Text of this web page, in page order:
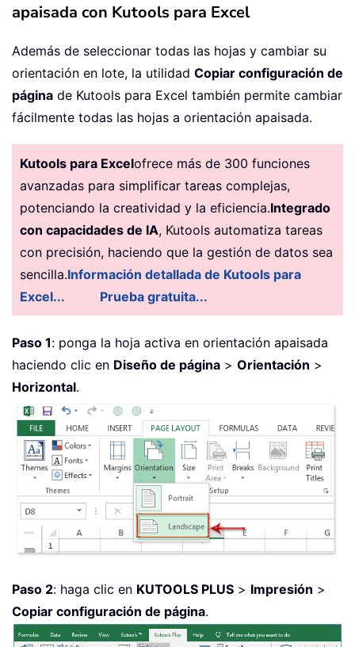
apaisada con Kutools para Excel
Además de seleccionar todas las hojas y cambiar su
orientación en lote, la utilidad Copiar configuración de
página de Kutools para Excel también permite cambiar
fácilmente todas las hojas a orientación apaisada.
Kutools para Excelofrece más de 300 funciones
avanzadas para simplificar tareas complejas,
potenciando la creatividad y la eficiencia.Integrado
con capacidades de IA, Kutools automatiza tareas
con precisión, haciendo que la gestión de datos sea
sencilla.Información detallada de Kutools para
Excel...
Prueba gratuita...
Paso 1: ponga la hoja activa en orientación apaisada
haciendo clic en Diseño de página > Orientación >
Horizontal.
Paso 2: haga clic en KUTOOLS PLUS > Impresión >
Copiar configuración de página.